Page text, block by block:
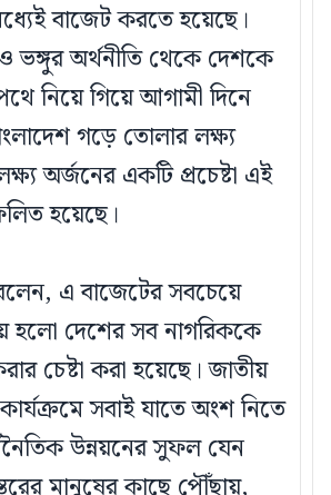
বাজেট করতে হয়েছে।
ভঙ্গুর অর্থনীতি থেকে দেশকে
নিয়ে গিয়ে আগামী দিনে
গড়ে তোলার লক্ষ্য
অর্জনের একটি প্রচেষ্টা এই
হয়েছে।
এ বাজেটের সবচেয়ে
হলো দেশের সব নাগরিককে
চেষ্টা করা হয়েছে। জাতীয়
সবাই যাতে অংশ নিতে
উন্নয়নের সুফল যেন